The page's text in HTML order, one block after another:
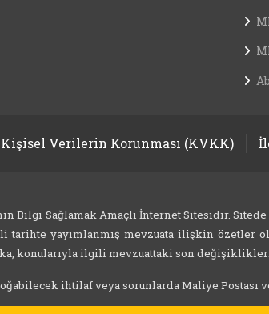
Kişisel Verilerin Korunması (KVKK)
Bilgi Sağlamak Amaçlı İnternet Sitesidir.
yayımlanmış mevzuata ilişkin özetler
konularıyla ilgili mevzuattaki son
ihtilaf veya sorunlarda Maliye Postası